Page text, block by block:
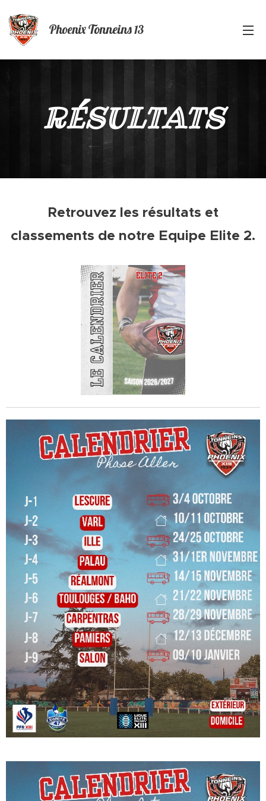
PhoenixTonneins13
RÉSULTATS
Retrouvez les résultats et
classements de notre Equipe Elite 2.